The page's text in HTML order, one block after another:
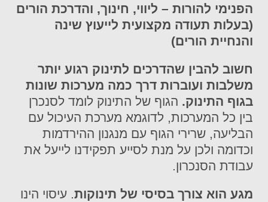
הפנימי להורות – ליווי, חינוך, והדרכת הורים
(בעלות תעודה מקצועית לייעוץ שינה
והנחיית הורים)
חשוב להבין שהדרכים לתינוק רגוע יותר
משלבות ועוברות דרך כמה מערכות שונות
בגוף התינוק. הגוף של התינוק לומד לסנכרן
בין כל המערכות, לדוגמא מערכת העיכול עם
הבליעה, שרירי הגוף עם מנגנון ההירדמות
וכדומה ולכן על מנת לסייע תפקידנו לייעל את
עבודת הסנכרון.
מגע הוא צורך בסיסי של תינוקות. עיסוי הינו